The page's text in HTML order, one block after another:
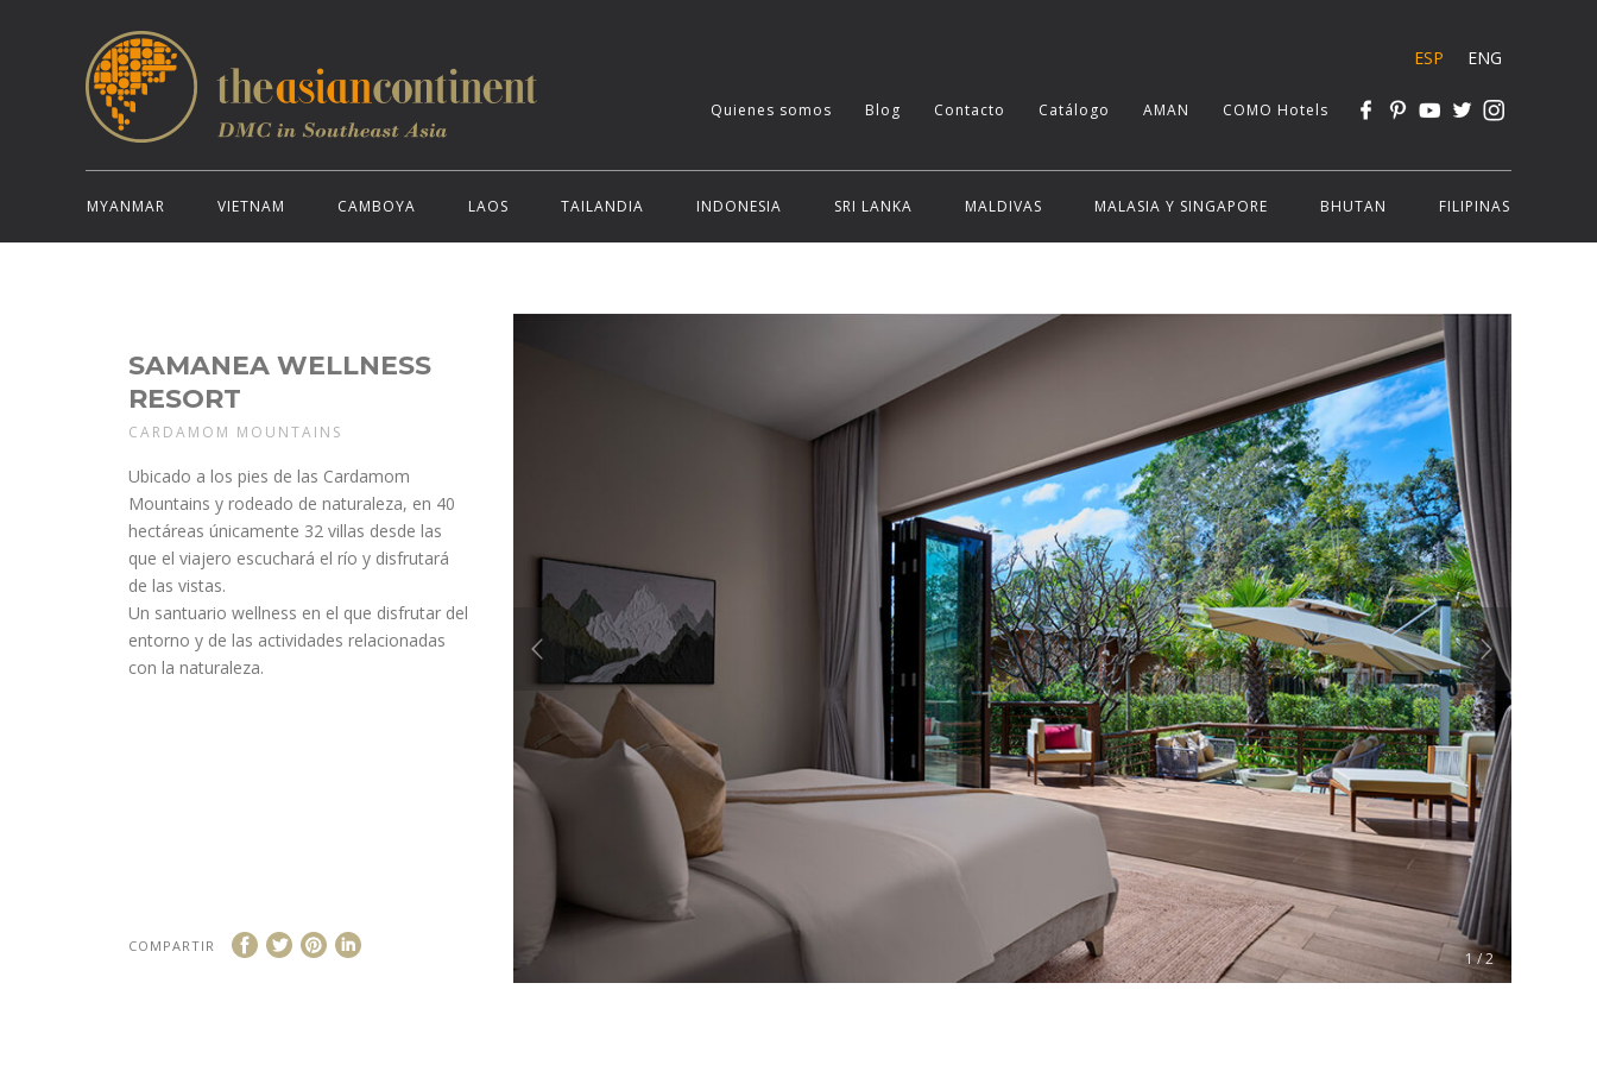
ESP ENG
Quienes somos Blog Contacto Catálogo AMAN COMO Hotels
MYANMAR VIETNAM CAMBOYA LAOS TAILANDIA INDONESIA SRI LANKA MALDIVAS MALASIA Y SINGAPORE BHUTAN FILIPINAS
1 / 2
SAMANEA WELLNESS
RESORT
CARDAMOM MOUNTAINS
Ubicado a los pies de las Cardamom
Mountains y rodeado de naturaleza, en 40
hectáreas únicamente 32 villas desde las
que el viajero escuchará el río y disfrutará
de las vistas.
Un santuario wellness en el que disfrutar del
entorno y de las actividades relacionadas
con la naturaleza.
COMPARTIR